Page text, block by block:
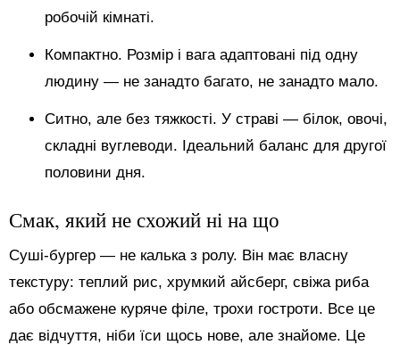
робочій кімнаті.
Компактно. Розмір і вага адаптовані під одну
людину — не занадто багато, не занадто мало.
Ситно, але без тяжкості. У страві — білок, овочі,
складні вуглеводи. Ідеальний баланс для другої
половини дня.
Смак, який не схожий ні на що
Суші-бургер — не калька з ролу. Він має власну
текстуру: теплий рис, хрумкий айсберг, свіжа риба
або обсмажене куряче філе, трохи гостроти. Все це
дає відчуття, ніби їси щось нове, але знайоме. Це